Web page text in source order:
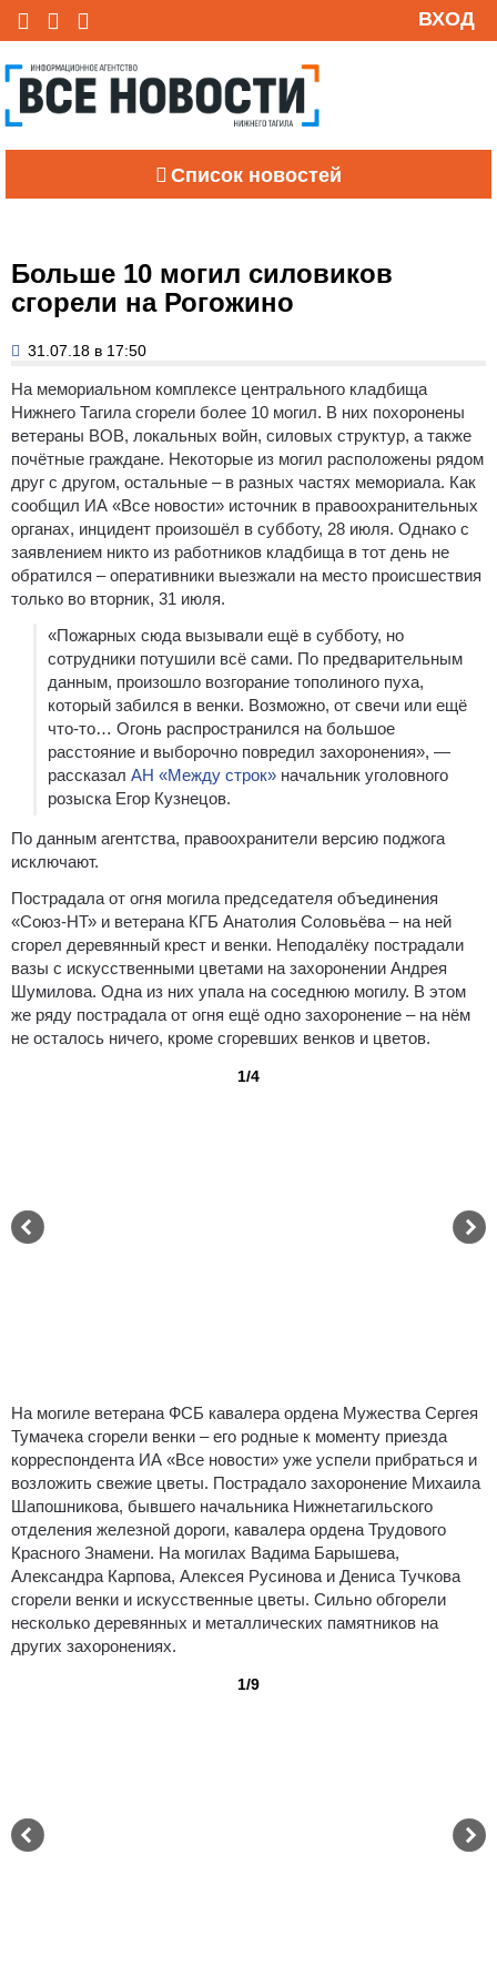
ВХОД
Список новостей
Больше 10 могил силовиков
сгорели на Рогожино
31.07.18 в 17:50
На мемориальном комплексе центрального кладбища
Нижнего Тагила сгорели более 10 могил. В них похоронены
ветераны ВОВ, локальных войн, силовых структур, а также
почётные граждане. Некоторые из могил расположены рядом
друг с другом, остальные – в разных частях мемориала. Как
сообщил ИА «Все новости» источник в правоохранительных
органах, инцидент произошёл в субботу, 28 июля. Однако с
заявлением никто из работников кладбища в тот день не
обратился – оперативники выезжали на место происшествия
только во вторник, 31 июля.
«Пожарных сюда вызывали ещё в субботу, но
сотрудники потушили всё сами. По предварительным
данным, произошло возгорание тополиного пуха,
который забился в венки. Возможно, от свечи или ещё
что-то… Огонь распространился на большое
расстояние и выборочно повредил захоронения», —
рассказал АН «Между строк» начальник уголовного
розыска Егор Кузнецов.
По данным агентства, правоохранители версию поджога
исключают.
Пострадала от огня могила председателя объединения
«Союз-НТ» и ветерана КГБ Анатолия Соловьёва – на ней
сгорел деревянный крест и венки. Неподалёку пострадали
вазы с искусственными цветами на захоронении Андрея
Шумилова. Одна из них упала на соседнюю могилу. В этом
же ряду пострадала от огня ещё одно захоронение – на нём
не осталось ничего, кроме сгоревших венков и цветов.
1/4
На могиле ветерана ФСБ кавалера ордена Мужества Сергея
Тумачека сгорели венки – его родные к моменту приезда
корреспондента ИА «Все новости» уже успели прибраться и
возложить свежие цветы. Пострадало захоронение Михаила
Шапошникова, бывшего начальника Нижнетагильского
отделения железной дороги, кавалера ордена Трудового
Красного Знамени. На могилах Вадима Барышева,
Александра Карпова, Алексея Русинова и Дениса Тучкова
сгорели венки и искусственные цветы. Сильно обгорели
несколько деревянных и металлических памятников на
других захоронениях.
1/9